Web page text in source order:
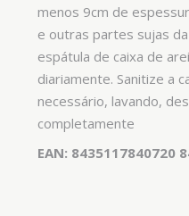
menos 9cm de
e outras partes sujas
espátula de caixa de
diariamente. Sanitize a
necessário, lavando,
completamente
EAN: 8435117840720